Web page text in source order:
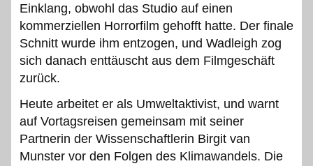
Einklang, obwohl das Studio auf einen
kommerziellen Horrorfilm gehofft hatte. Der finale
Schnitt wurde ihm entzogen, und Wadleigh zog
sich danach enttäuscht aus dem Filmgeschäft
zurück.
Heute arbeitet er als Umweltaktivist, und warnt
auf Vortagsreisen gemeinsam mit seiner
Partnerin der Wissenschaftlerin Birgit van
Munster vor den Folgen des Klimawandels. Die